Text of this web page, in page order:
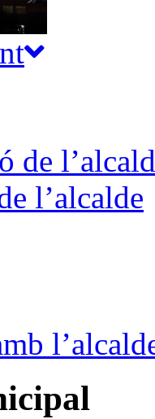
de
l’alcalde